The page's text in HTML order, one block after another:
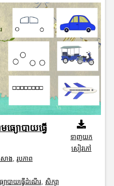
ធ្យោបាយធ្វើ
សាង
រូបភាព
ោបាយធ្វើដំណើរ, សិក្សា
ទាញយក
សៀវភៅ